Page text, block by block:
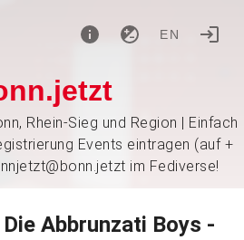
EN
Rhein-Sieg und Region | Einfach
Events eintragen (auf +
im Fediverse!
Abbrunzati Boys -